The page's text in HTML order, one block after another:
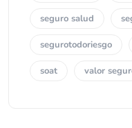
seguro salud
segurotodoriesgo
soat valor